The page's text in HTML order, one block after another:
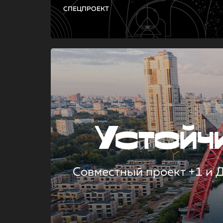
СПЕЦПРОЕКТ
Совместный проект +1 и